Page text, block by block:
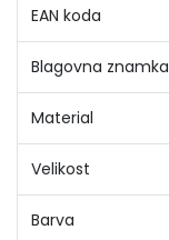
EAN koda
Blagovna znamka
Material
Velikost
Barva